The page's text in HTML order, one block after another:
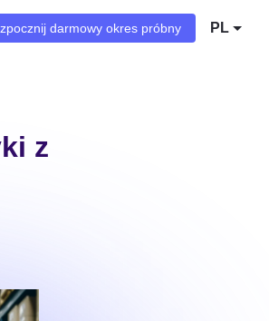
darmowy okres próbny PL
z